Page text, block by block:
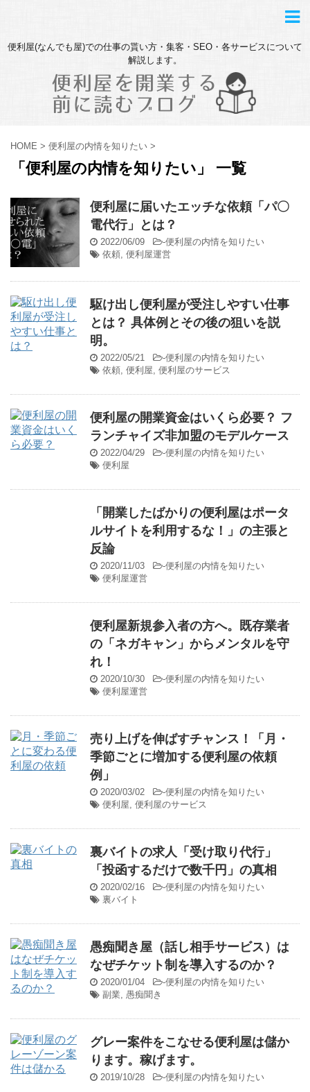
便利屋(なんでも屋)での仕事の貰い方・集客・SEO・各サービスについて
解説します。
HOME > 便利屋の内情を知りたい >
「便利屋の内情を知りたい」 一覧
便利屋に届いたエッチな依頼「パ〇
電代行」とは？
2022/06/09 -便利屋の内情を知りたい
依頼, 便利屋運営
駆け出し便利屋が受注しやすい仕事
とは？ 具体例とその後の狙いを説
明。
2022/05/21 -便利屋の内情を知りたい
依頼, 便利屋, 便利屋のサービス
便利屋の開業資金はいくら必要？ フ
ランチャイズ非加盟のモデルケース
2022/04/29 -便利屋の内情を知りたい
便利屋
「開業したばかりの便利屋はポータ
ルサイトを利用するな！」の主張と
反論
2020/11/03 -便利屋の内情を知りたい
便利屋運営
便利屋新規参入者の方へ。既存業者
の「ネガキャン」からメンタルを守
れ！
2020/10/30 -便利屋の内情を知りたい
便利屋運営
売り上げを伸ばすチャンス！「月・
季節ごとに増加する便利屋の依頼
例」
2020/03/02 -便利屋の内情を知りたい
便利屋, 便利屋のサービス
裏バイトの求人「受け取り代行」
「投函するだけで数千円」の真相
2020/02/16 -便利屋の内情を知りたい
裏バイト
愚痴聞き屋（話し相手サービス）は
なぜチケット制を導入するのか？
2020/01/04 -便利屋の内情を知りたい
副業, 愚痴聞き
グレー案件をこなせる便利屋は儲か
ります。稼げます。
2019/10/28 -便利屋の内情を知りたい